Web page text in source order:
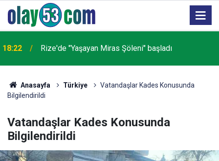
18:22 Rize'de "Yaşayan Miras Şöleni" başladı
Anasayfa Türkiye
Vatandaşlar Kades Konusunda
Bilgilendirildi
Vatandaşlar Kades Konusunda
Bilgilendirildi